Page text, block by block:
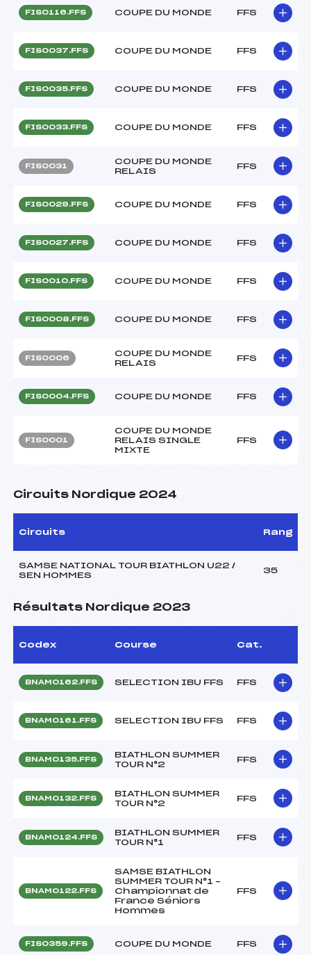
FIS0116.FFS COUPE DU MONDE FFS
FIS0037.FFS COUPE DU MONDE FFS
FIS0035.FFS COUPE DU MONDE FFS
FIS0033.FFS COUPE DU MONDE FFS
FIS0031
COUPE DU MONDE
RELAIS
FFS
FIS0029.FFS COUPE DU MONDE FFS
FIS0027.FFS COUPE DU MONDE FFS
FIS0010.FFS COUPE DU MONDE FFS
FIS0008.FFS COUPE DU MONDE FFS
FIS0006
COUPE DU MONDE
RELAIS
FFS
FIS0004.FFS COUPE DU MONDE FFS
FIS0001
COUPE DU MONDE
RELAIS SINGLE
MIXTE
FFS
Circuits Nordique 2024
Circuits Rang
SAMSE NATIONAL TOUR BIATHLON U22 /
SEN HOMMES
35
Résultats Nordique 2023
Codex Course Cat.
BNAM0162.FFS SELECTION IBU FFS FFS
BNAM0161.FFS SELECTION IBU FFS FFS
BNAM0135.FFS
BIATHLON SUMMER
TOUR N°2
FFS
BNAM0132.FFS
BIATHLON SUMMER
TOUR N°2
FFS
BNAM0124.FFS
BIATHLON SUMMER
TOUR N°1
FFS
BNAM0122.FFS
SAMSE BIATHLON
SUMMER TOUR N°1 –
Championnat de
France Séniors
Hommes
FFS
FIS0359.FFS COUPE DU MONDE FFS